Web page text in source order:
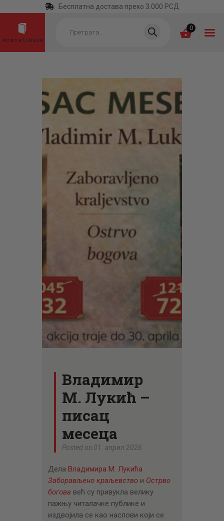
Бесплатна достава преко 3.000 РСД
search 0
КАТЕГОРИЈЕ
НОВЕ КЊИГЕ
ОТРГНУТО ОД
ЗАБОРАВА
АУТОРИ
АКТУЕЛНОСТИ
ЦЕНОВНИК
Владимир
М. Лукић –
писац
месеца
Posted on 01. април 2026
Дела Владимира М. Лукића
Заборављено краљевствои Острво
богова већ су привукла велику
пажњу читалачке публике и
издвојила се као наслови који се